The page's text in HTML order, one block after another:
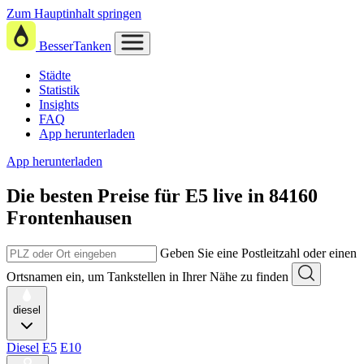
Zum Hauptinhalt springen
BesserTanken
Städte
Statistik
Insights
FAQ
App herunterladen
App herunterladen
Die besten Preise für E5 live in 84160
Frontenhausen
Geben Sie eine Postleitzahl oder einen
Ortsnamen ein, um Tankstellen in Ihrer Nähe zu finden
diesel
Diesel E5 E10